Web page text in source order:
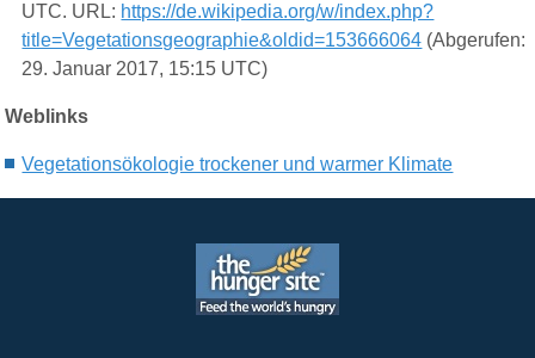
UTC. URL: https://de.wikipedia.org/w/index.php?
title=Vegetationsgeographie&oldid=153666064 (Abgerufen:
29. Januar 2017, 15:15 UTC)
Weblinks
Vegetationsökologie trockener und warmer Klimate